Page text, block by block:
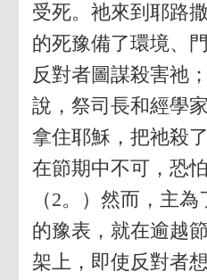
受死。祂來到耶路
的死豫備了環境、
反對者圖謀殺害祂
說，祭司長和經學
拿住耶穌，把祂殺
在節期中不可，恐
（2。）然而，主
的豫表，就在逾越
架上，即使反對者